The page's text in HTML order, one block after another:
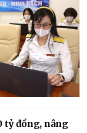
tỷ đồng, nâng